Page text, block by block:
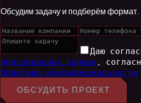
Обсудим задачу и подберём формат.
Даю
персональных данных ,
Политике конфиденциальности
ОБСУДИТЬ ПРОЕКТ